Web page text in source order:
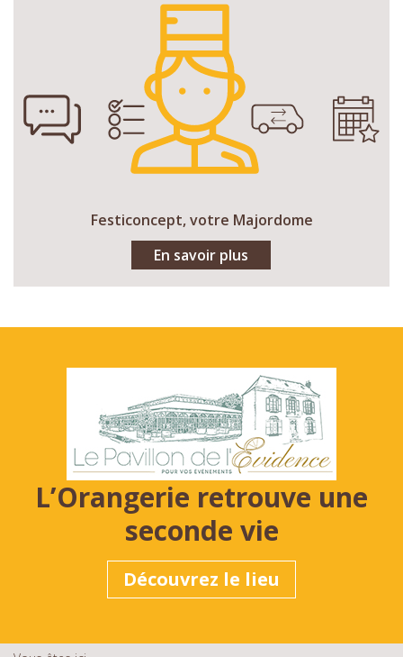
Festiconcept, votre Majordome
En savoir plus
L’Orangerie retrouve une
seconde vie
Découvrez le lieu